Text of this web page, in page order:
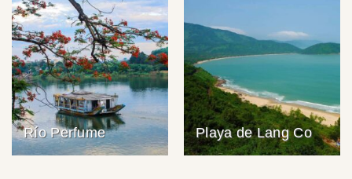
Río Perfume Playa de Lang Co